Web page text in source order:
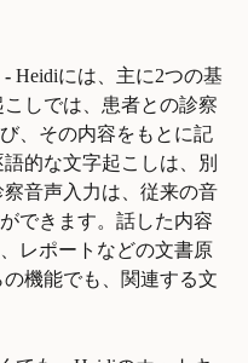
- Heidiには、主に2つの基
しでは、患者との診察
、その内容をもとに記
的な文字起こしは、別
音声入力は、従来の音
できます。話した内容
レポートなどの文書原
機能でも、関連する文